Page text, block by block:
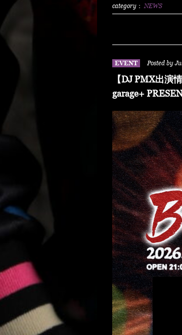
ブン・バック
category： NEWS
EVENT Posted by
【DJ PMX出演
garage+